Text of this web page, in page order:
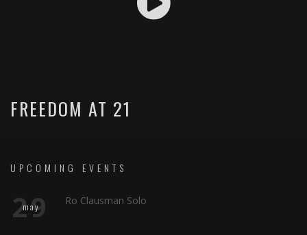
FREEDOM AT 21
UPCOMING EVENTS
29
may Ro Clausman Solo